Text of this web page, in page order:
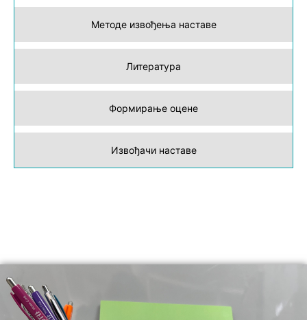
Методе извођења наставе
Литература
Формирање оцене
Извођачи наставе